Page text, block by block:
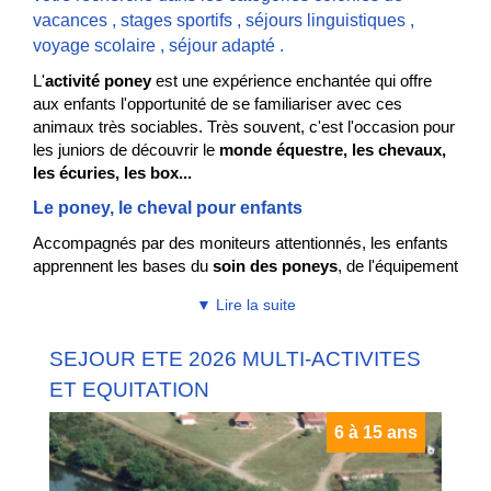
vacances , stages sportifs , séjours linguistiques ,
voyage scolaire , séjour adapté .
L'activité poneyest une expérience enchantée qui offre
aux enfants l'opportunité de se familiariser avec ces
animaux très sociables. Très souvent, c'est l'occasion pour
les juniors de découvrir le monde équestre, les chevaux,
les écuries, les box...
Le poney, le cheval pour enfants
Accompagnés par des moniteurs attentionnés, les enfants
apprennent les bases du soin des poneys, de l'équipement
leur confiance en interagissant avec eux.
Les enfants sont initiés à des
se laissent porter par le rythme apaisant des pas du poney.
Le poney, où l'école de l'équitation
▼ Lire la suite
SEJOUR ETE 2026 MULTI-ACTIVITES
ET EQUITATION
6 à 15 ans